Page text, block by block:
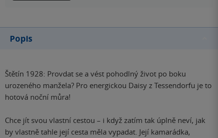
Popis
Štětín 1928: Provdat se a vést pohodlný život po boku
urozeného manžela? Pro energickou Daisy z Tessendorfu je to
hotová noční můra!
Chce jít svou vlastní cestou – i když zatím tak úplně neví, jak
by vlastně tahle její cesta měla vypadat. Její kamarádka,